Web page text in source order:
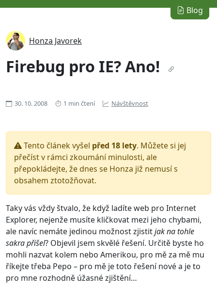
Blog
Honza Javorek
Firebug pro IE? Ano!
30. 10. 2008 1 min čtení Návštěvnost
Tento článek vyšel před 18 lety. Můžete si jej
přečíst v rámci zkoumání minulosti, ale
přepokládejte, že dnes se Honza již nemusí s
obsahem ztotožňovat.
Taky vás vždy štvalo, že když ladíte web pro Internet
Explorer, nejenže musíte kličkovat mezi jeho chybami,
ale navíc nemáte jedinou možnost zjistitjak na tohle
sakra přišel? Objevil jsem skvělé řešení. Určitě byste ho
mohli nazvat kolem nebo Amerikou, pro mě za mě mu
říkejte třeba Pepo – pro mě je toto řešení nové a je to
pro mne rozhodně úžasné zjištění…